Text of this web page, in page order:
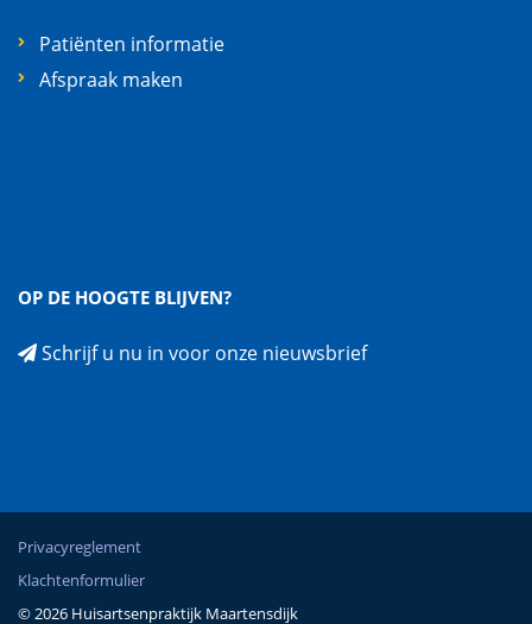
Patiënten informatie
Afspraak maken
OP DE HOOGTE BLIJVEN?
Schrijf u nu in voor onze nieuwsbrief
Privacyreglement
Klachtenformulier
© 2026 Huisartsenpraktijk Maartensdijk